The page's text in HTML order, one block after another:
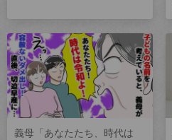
義母「あなたたち、時代は